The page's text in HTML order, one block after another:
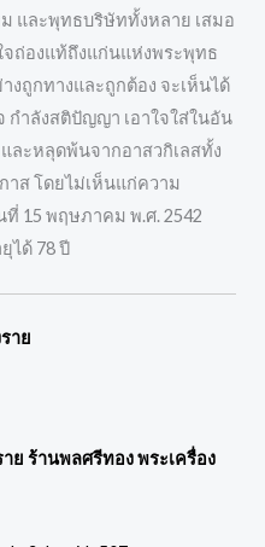
และพุทธบริษัททั้งหลาย เสมอ
ถ่องแท้ถึงแก่นแห่งพระพุทธ
งถูกทางและถูกต้อง จะเห็นได้
กำลังสติปัญญา เอาใจใส่ในอัน
ละหลุดพ้นจากอาสวกิเลสทั้ง
าส โดยไม่เห็นแก่ความ
15 พฤษภาคม พ.ศ. 2542
ได้ 78 ปี
าย
าย ร้านพลศรีทอง พระเครื่อง